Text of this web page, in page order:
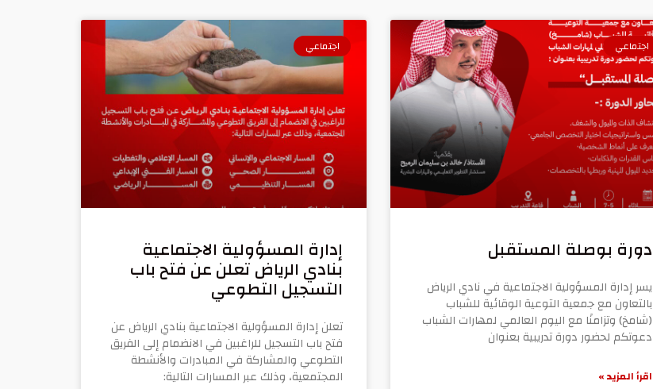
اجتماعي
دورة بوصلة المستقبل
يسر إدارة المسؤولية الاجتماعية في نادي الرياض
بالتعاون مع جمعية التوعية الوقائية للشباب
(شامخ) وتزامنًا مع اليوم العالمي لمهارات الشباب
دعوتكم لحضور دورة تدريبية بعنوان
اقرأ المزيد »
اجتماعي
إدارة المسؤولية الاجتماعية
بنادي الرياض تعلن عن فتح باب
التسجيل التطوعي
تعلن إدارة المسؤولية الاجتماعية بنادي الرياض عن
فتح باب التسجيل للراغبين في الانضمام إلى الفريق
التطوعي والمشاركة في المبادرات والأنشطة
المجتمعية، وذلك عبر المسارات التالية: